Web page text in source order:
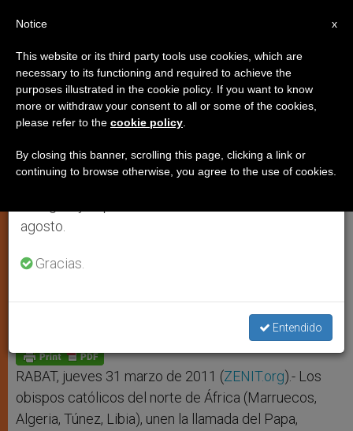
Guerra en el norte de África: la
primavera del mundo árabe
sabido intuir el malestar social”
MARZO 31, 2011 00:00
a
p
p
s
g
e
r
c
o
k
i
r
a
RABAT, jueves 31 marzo de 2011 (ZENIT.org).- Los
obispos católicos del norte de África (Marruecos,
Algeria, Túnez, Libia), unen la llamada del Papa,
×
Aviso importante
Del 27 de julio al 7 de agosto haremos la pausa
anual, aprovechando que en el periodo de verano
se generan menos informaciones y también el
agosto.
Gracias.
Entendido
x
Notice
This website or its third party tools use cookies, which are
necessary to its functioning and required to achieve the
purposes illustrated in the cookie policy. If you want to know
more or withdraw your consent to all or some of the cookies,
please refer to the cookie policy
By closing this banner, scrolling this page, clicking a link or
continuing to browse otherwise, you agree to the use of cookies.